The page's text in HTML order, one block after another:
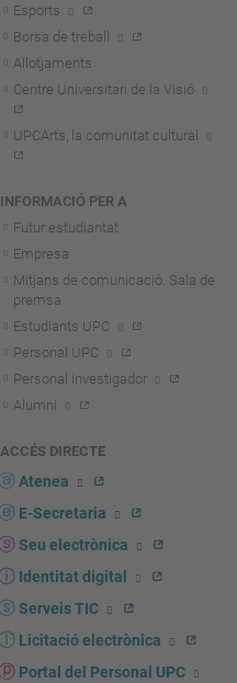
Esports
Borsa de treball
Allotjaments
Centre Universitari de la Visió
UPCArts, la comunitat cultural
INFORMACIÓ PER A
Futur estudiantat
Empresa
Mitjans de comunicació. Sala de
premsa
Estudiants UPC
Personal UPC
Personal investigador
Alumni
ACCÉS DIRECTE
Atenea
E-Secretaria
Seu electrònica
Identitat digital
Serveis TIC
Licitació electrònica
Portal del Personal UPC